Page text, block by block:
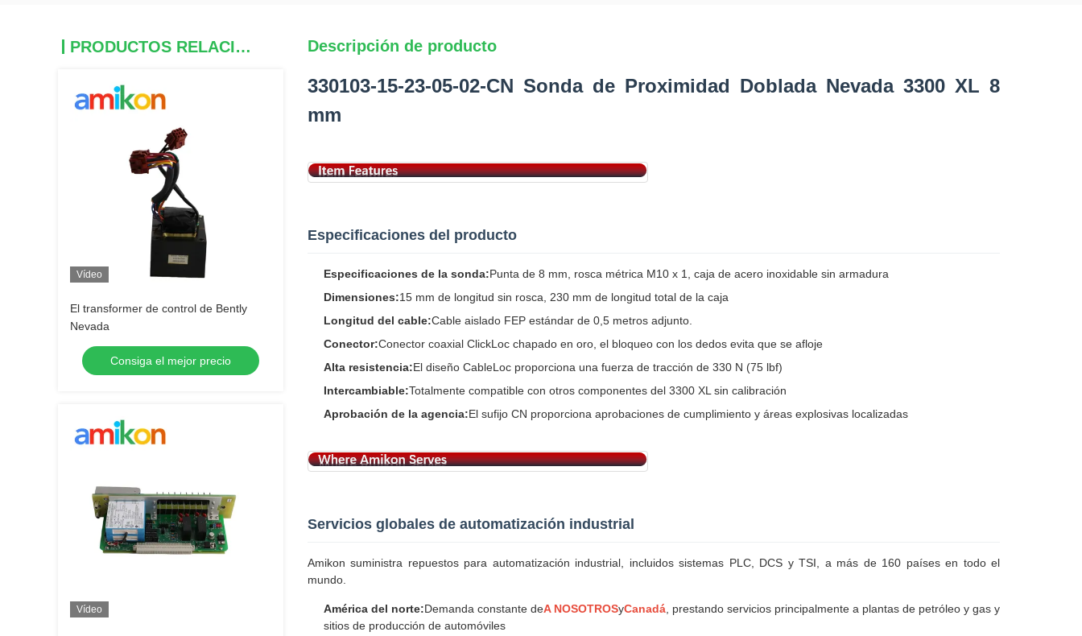
PRODUCTOS RELACIONADOS
Vídeo
El transformer de control de Bently
Nevada
Consiga el mejor precio
Vídeo
Descripción de producto
330103-15-23-05-02-CN Sonda de Proximidad Doblada Nevada 3300 XL 8
mm
Especificaciones del producto
Especificaciones de la sonda:Punta de 8 mm, rosca métrica M10 x 1, caja de acero inoxidable sin armadura
Dimensiones:15 mm de longitud sin rosca, 230 mm de longitud total de la caja
Longitud del cable:Cable aislado FEP estándar de 0,5 metros adjunto.
Conector:Conector coaxial ClickLoc chapado en oro, el bloqueo con los dedos evita que se afloje
Alta resistencia:El diseño CableLoc proporciona una fuerza de tracción de 330 N (75 lbf)
Intercambiable:Totalmente compatible con otros componentes del 3300 XL sin calibración
Aprobación de la agencia:El sufijo CN proporciona aprobaciones de cumplimiento y áreas explosivas localizadas
Servicios globales de automatización industrial
Amikon suministra repuestos para automatización industrial, incluidos sistemas PLC, DCS y TSI, a más de 160 países en todo el
mundo.
América del norte:Demanda constante deA NOSOTROSyCanadá , prestando servicios principalmente a plantas de petróleo y gas y
sitios de producción de automóviles